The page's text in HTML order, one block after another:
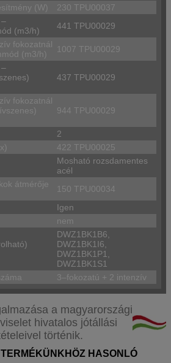
(W)
230 TPU00037
(m3/h)
441 TPU00029
fokozatnál
(m3/h)
1007 TPU00029
437 TPU00029
fokozatnál
944 TPU00029
2
422 TPU00025
Mosható rozsdamentes
acél
átmérője
150 TPU00034
Igen
nem
DWZ1BK1B6,
DWZ1BK1I6,
DWZ1BK1P1,
DWZ1BK1S1
3–fokozatú + 2 intenzív
a magyarországi
hivatalos jótállási
történik.
HASONLÓ